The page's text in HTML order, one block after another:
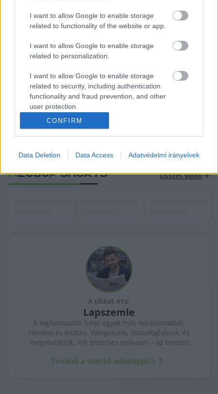
I want to allow Google to enable storage
related to functionality of the website or app.
I want to allow Google to enable storage
related to personalization.
I want to allow Google to enable storage
related to security, including authentication
functionality and fraud prevention, and other
user protection.
CONFIRM
Data Deletion Data Access Adatvédelmi irányelvek
Magyart nem, de több kormányfőt kérdeztek a
csúcs előtt Donald Trumpról is, miután az
kritizálta a transzatlanti együttműködést, így a
előzte meg - írta a Telex. A NATO főtitkára és a
nyilatkozó kormányfők is diplomatikusan
optimisták voltak az Egyesült Államok és a
többi tag kapcsolatát illetően.
KECSUP SHORTS Összes videó
A cikket írta:
Lapszemle
A legfontosabb helyi ügyek más médiumokból,
röviden és tisztán. Válogatunk, összefoglalunk, és
megmutatjuk, mit érdemes elolvasni – az eredeti
Tovább a szerző adatlapjára